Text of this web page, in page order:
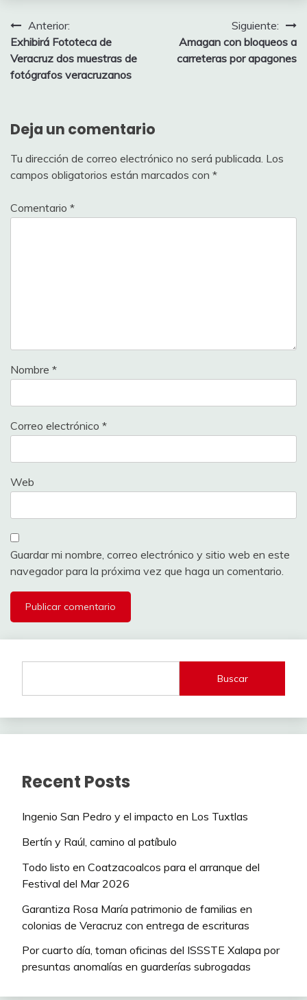
Navegación
de
entradas
Anterior:
Exhibirá Fototeca de
Veracruz dos muestras de
fotógrafos veracruzanos
Siguiente:
Amagan con bloqueos a
carreteras por apagones
Deja un comentario
Tu dirección de correo electrónico no será publicada. Los
campos obligatorios están marcados con *
Comentario *
Nombre *
Correo electrónico *
Web
Guardar mi nombre, correo electrónico y sitio web en este
navegador para la próxima vez que haga un comentario.
Buscar
Recent Posts
Ingenio San Pedro y el impacto en Los Tuxtlas
Bertín y Raúl, camino al patíbulo
Todo listo en Coatzacoalcos para el arranque del
Festival del Mar 2026
Garantiza Rosa María patrimonio de familias en
colonias de Veracruz con entrega de escrituras
Por cuarto día, toman oficinas del ISSSTE Xalapa por
presuntas anomalías en guarderías subrogadas